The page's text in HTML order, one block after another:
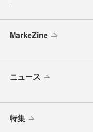
MarkeZine
ニュース
特集